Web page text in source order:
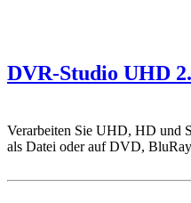
DVR-Studio UHD
Verarbeiten Sie UHD, HD und
als Datei oder auf DVD,